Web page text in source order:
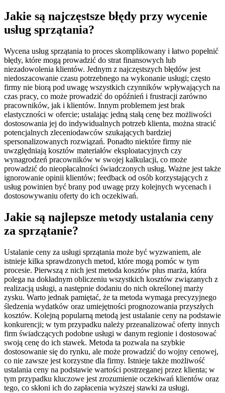
Jakie są najczęstsze błędy przy wycenie
usług sprzątania?
Wycena usług sprzątania to proces skomplikowany i łatwo popełnić
błędy, które mogą prowadzić do strat finansowych lub
niezadowolenia klientów. Jednym z najczęstszych błędów jest
niedoszacowanie czasu potrzebnego na wykonanie usługi; często
firmy nie biorą pod uwagę wszystkich czynników wpływających na
czas pracy, co może prowadzić do opóźnień i frustracji zarówno
pracowników, jak i klientów. Innym problemem jest brak
elastyczności w ofercie; ustalając jedną stałą cenę bez możliwości
dostosowania jej do indywidualnych potrzeb klienta, można stracić
potencjalnych zleceniodawców szukających bardziej
spersonalizowanych rozwiązań. Ponadto niektóre firmy nie
uwzględniają kosztów materiałów eksploatacyjnych czy
wynagrodzeń pracowników w swojej kalkulacji, co może
prowadzić do nieopłacalności świadczonych usług. Ważne jest także
ignorowanie opinii klientów; feedback od osób korzystających z
usług powinien być brany pod uwagę przy kolejnych wycenach i
dostosowywaniu oferty do ich oczekiwań.
Jakie są najlepsze metody ustalania ceny
za sprzątanie?
Ustalanie ceny za usługi sprzątania może być wyzwaniem, ale
istnieje kilka sprawdzonych metod, które mogą pomóc w tym
procesie. Pierwszą z nich jest metoda kosztów plus marża, która
polega na dokładnym obliczeniu wszystkich kosztów związanych z
realizacją usługi, a następnie dodaniu do nich określonej marży
zysku. Warto jednak pamiętać, że ta metoda wymaga precyzyjnego
śledzenia wydatków oraz umiejętności prognozowania przyszłych
kosztów. Kolejną popularną metodą jest ustalanie ceny na podstawie
konkurencji; w tym przypadku należy przeanalizować oferty innych
firm świadczących podobne usługi w danym regionie i dostosować
swoją cenę do ich stawek. Metoda ta pozwala na szybkie
dostosowanie się do rynku, ale może prowadzić do wojny cenowej,
co nie zawsze jest korzystne dla firmy. Istnieje także możliwość
ustalania ceny na podstawie wartości postrzeganej przez klienta; w
tym przypadku kluczowe jest zrozumienie oczekiwań klientów oraz
tego, co skłoni ich do zapłacenia wyższej stawki za usługi.